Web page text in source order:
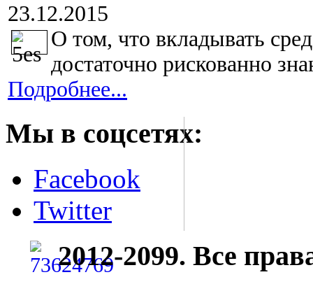
23.12.2015
О том, что вкладывать
достаточно рискованно
Подробнее...
Мы в соцсетях:
Facebook
Twitter
2012-2099. Все